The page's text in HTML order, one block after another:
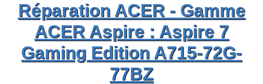
Réparation ACER - Gamme
ACER Aspire : Aspire 7
Gaming Edition A715-72G-
77BZ